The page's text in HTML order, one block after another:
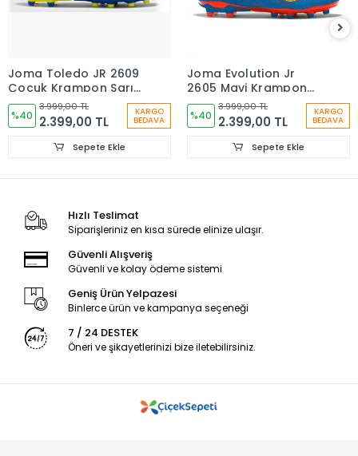
Joma Toledo JR 2609
Çocuk Krampon Sarı
TOJS2609FG
%40
3.999,00 TL
2.399,00 TL
KARGO
BEDAVA
Sepete Ekle
Joma Evolution Jr
2605 Mavi Krampon
EVJS2605FG
%40
3.999,00 TL
2.399,00 TL
KARGO
BEDAVA
Sepete Ekle
Hızlı Teslimat
Siparişleriniz en kısa sürede elinize ulaşır.
Güvenli Alışveriş
Güvenli ve kolay ödeme sistemi
Geniş Ürün Yelpazesi
Binlerce ürün ve kampanya seçeneği
7 / 24 DESTEK
Öneri ve şikayetlerinizi bize iletebilirsiniz.